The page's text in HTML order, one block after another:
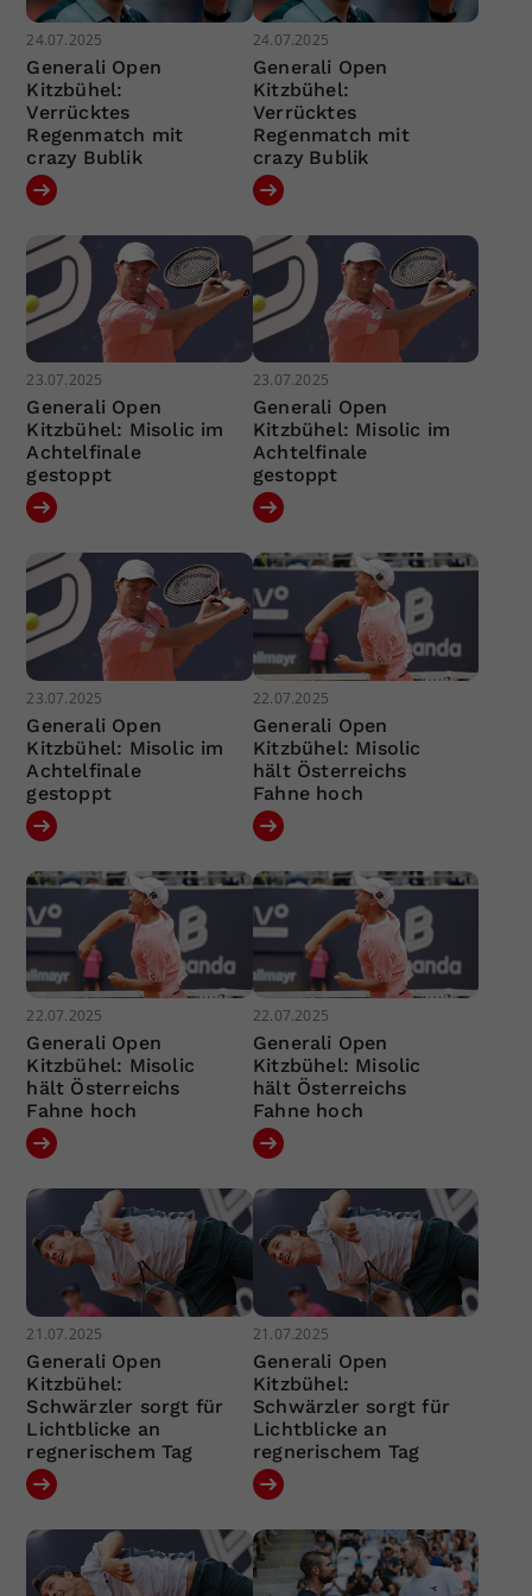
24.07.2025
Generali Open
Kitzbühel:
Verrücktes
Regenmatch mit
crazy Bublik
24.07.2025
Generali Open
Kitzbühel:
Verrücktes
Regenmatch mit
crazy Bublik
23.07.2025
Generali Open
Kitzbühel: Misolic im
Achtelfinale
gestoppt
23.07.2025
Generali Open
Kitzbühel: Misolic im
Achtelfinale
gestoppt
23.07.2025
Generali Open
Kitzbühel: Misolic im
Achtelfinale
gestoppt
22.07.2025
Generali Open
Kitzbühel: Misolic
hält Österreichs
Fahne hoch
22.07.2025
Generali Open
Kitzbühel: Misolic
hält Österreichs
Fahne hoch
22.07.2025
Generali Open
Kitzbühel: Misolic
hält Österreichs
Fahne hoch
21.07.2025
Generali Open
Kitzbühel:
Schwärzler sorgt für
Lichtblicke an
regnerischem Tag
21.07.2025
Generali Open
Kitzbühel:
Schwärzler sorgt für
Lichtblicke an
regnerischem Tag